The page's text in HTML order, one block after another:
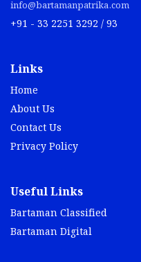
Home
Bartaman Classified